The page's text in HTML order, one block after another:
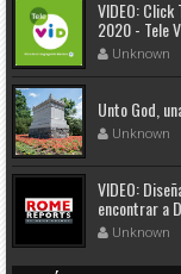
VIDEO: Click
2020 - Tele
Unknown
Unto God,
Unknown
VIDEO:
encontrar a
Unknown